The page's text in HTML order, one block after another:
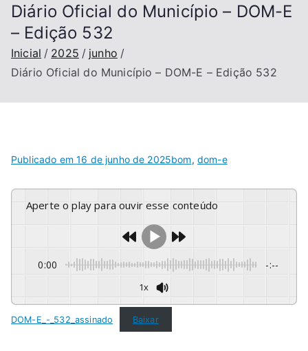
Diário Oficial do Município – DOM-E
– Edição 532
Inicial 2025
junho
Diário Oficial do Município – DOM-E – Edição 532
Publicado em16 de junho de 2025bom, dom-e
Aperte o play para ouvir esse conteúdo
0:00 -:--
1x
DOM-E_-_532_assinado Baixar